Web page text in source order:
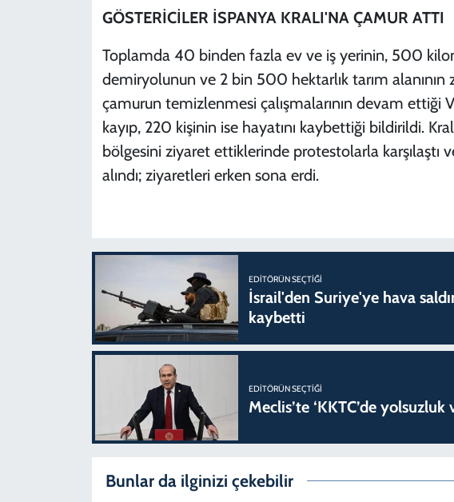
GÖSTERİCİLER İSPANYA KRALI'NA ÇAMUR ATTI
Toplamda 40 binden fazla ev ve iş yerinin, 500
demiryolunun ve 2 bin 500 hektarlık tarım alanının
çamurun temizlenmesi çalışmalarının devam ettiği
kayıp, 220 kişinin ise hayatını kaybettiği bildirildi.
bölgesini ziyaret ettiklerinde protestolarla karşılaştı
alındı; ziyaretleri erken sona erdi.
EDITÖRÜN SEÇTIĞI
İsrail'den Suriye'ye hava
kaybetti
EDITÖRÜN SEÇTIĞI
Meclis’te ‘KKTC’de yolsuzluk
Bunlar da ilginizi çekebilir